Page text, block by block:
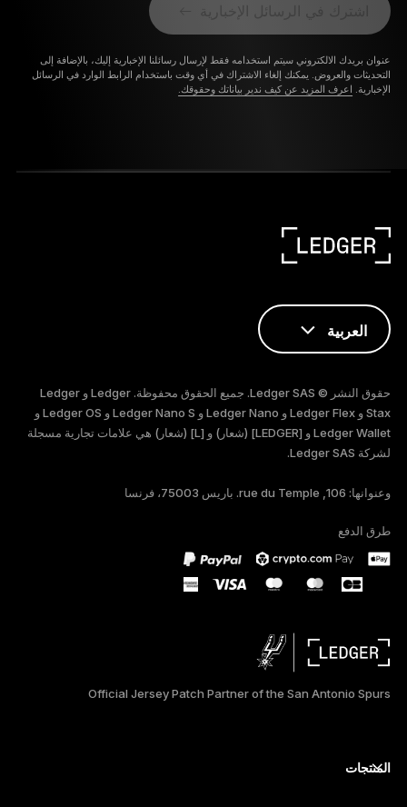
اشترك في الرسائل الإخبارية
عنوان بريدك الالكتروني سيتم استخدامه فقط لإرسال رسائلنا الإخبارية إليك، بالإضافة إلى
التحديثات والعروض. يمكنك إلغاء الاشتراك في أي وقت باستخدام الرابط الوارد في الرسائل
الإخبارية. اعرف المزيد عن كيف ندير بياناتك وحقوقك.
العربية
ESPAÑOL
简体中文
حقوق النشر © Ledger SAS. جميع الحقوق محفوظة. Ledger و Ledger
Stax و Ledger Flex و Ledger Nano و Ledger Nano S و Ledger OS و
Ledger Wallet و [LEDGER] (شعار) و [L] (شعار) هي علامات تجارية مسجلة
لشركة Ledger SAS.
وعنوانها: 106, rue du Temple. باريس 75003، فرنسا
طرق الدفع
Official Jersey Patch Partner of the San Antonio Spurs
المنتجات